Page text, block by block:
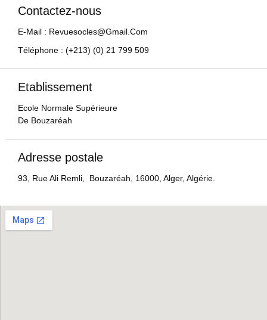
Contactez-nous
E-Mail : Revuesocles@gmail.com
Téléphone : (+213) (0) 21 799 509
Etablissement
Ecole Normale Supérieure
De Bouzaréah
Adresse postale
93, Rue Ali Remli, Bouzaréah, 16000, Alger, Algérie.